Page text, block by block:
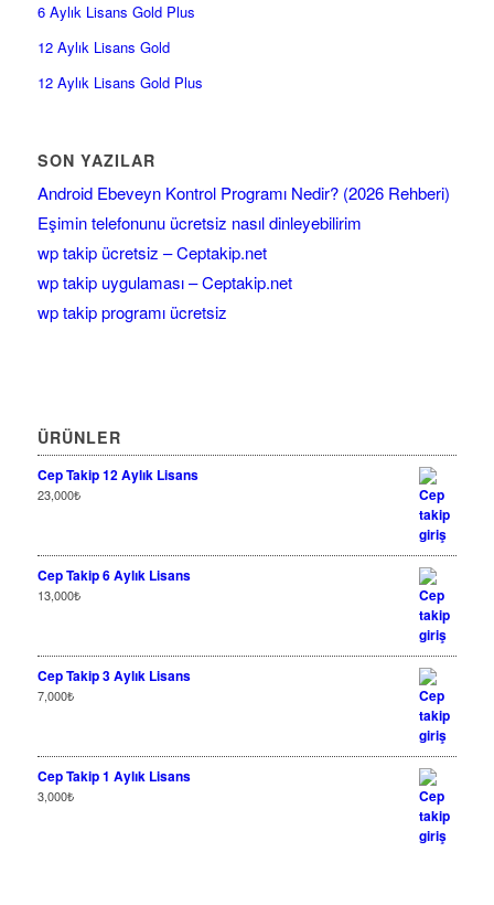
6 Aylık Lisans Gold Plus
12 Aylık Lisans Gold
12 Aylık Lisans Gold Plus
SON YAZILAR
Android Ebeveyn Kontrol Programı Nedir? (2026 Rehberi)
Eşimin telefonunu ücretsiz nasıl dinleyebilirim
wp takip ücretsiz – Ceptakip.net
wp takip uygulaması – Ceptakip.net
wp takip programı ücretsiz
ÜRÜNLER
Cep Takip 12 Aylık Lisans
23,000₺
Cep Takip 6 Aylık Lisans
13,000₺
Cep Takip 3 Aylık Lisans
7,000₺
Cep Takip 1 Aylık Lisans
3,000₺